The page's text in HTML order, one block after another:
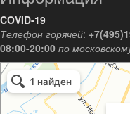
COVID-19
Телефон горячей:
08:00-20:00 по